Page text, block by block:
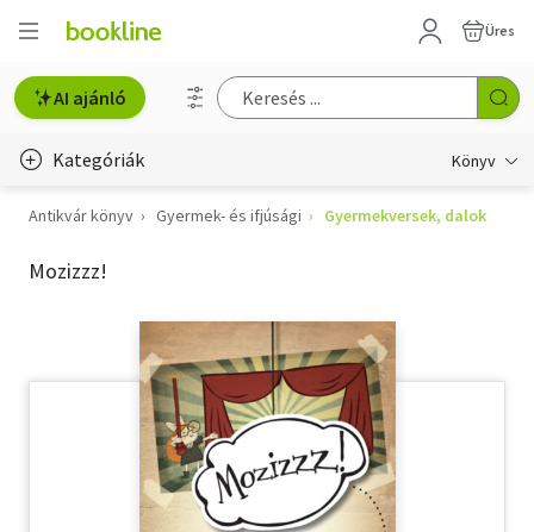
Üres
AI ajánló
Kategóriák Könyv
Életmód, egészség
Erotika
Gyermek- és ifjúsági
Hobbi, szabadidő
Antikvár könyv Gyermek- és ifjúsági Gyermekversek, dalok
Mozizzz!